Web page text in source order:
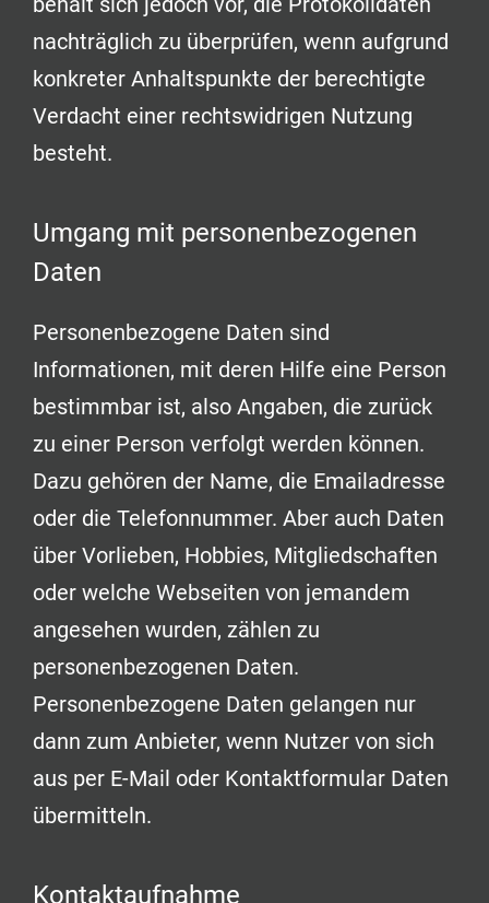
nachträglich zu überprüfen, wenn aufgrund
konkreter Anhaltspunkte der berechtigte
Verdacht einer rechtswidrigen Nutzung
besteht.
Umgang mit personenbezogenen
Daten
Personenbezogene Daten sind
Informationen, mit deren Hilfe eine Person
bestimmbar ist, also Angaben, die zurück
zu einer Person verfolgt werden können.
Dazu gehören der Name, die Emailadresse
oder die Telefonnummer. Aber auch Daten
über Vorlieben, Hobbies, Mitgliedschaften
oder welche Webseiten von jemandem
angesehen wurden, zählen zu
personenbezogenen Daten.
Personenbezogene Daten gelangen nur
dann zum Anbieter, wenn Nutzer von sich
aus per E-Mail oder Kontaktformular Daten
übermitteln.
Kontaktaufnahme